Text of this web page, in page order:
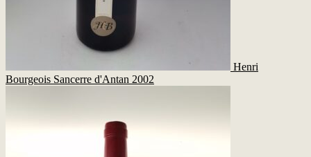
Henri
Bourgeois Sancerre d'Antan 2002